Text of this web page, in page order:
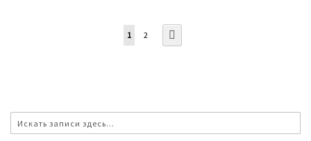
Страница
Вы
1 Страница
2